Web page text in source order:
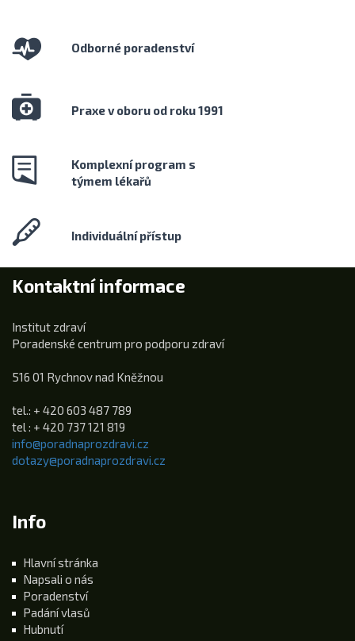
Odborné poradenství
Praxe v oboru od roku 1991
Komplexní program s
týmem lékařů
Individuální přístup
Kontaktní informace
Institut zdraví
Poradenské centrum pro podporu zdraví
516 01 Rychnov nad Kněžnou
tel.: + 420 603 487 789
tel : + 420 737 121 819
info@poradnaprozdravi.cz
dotazy@poradnaprozdravi.cz
Info
Hlavní stránka
Napsali o nás
Poradenství
Padání vlasů
Hubnutí